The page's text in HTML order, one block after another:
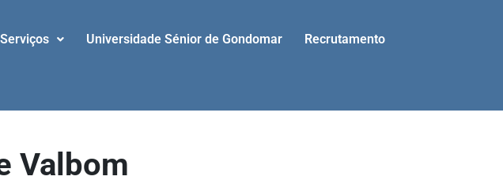
Serviços Universidade Sénior de Gondomar Recrutamento
Valbom